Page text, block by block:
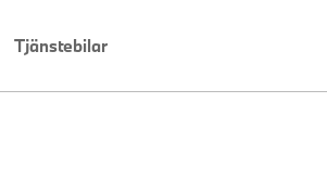
Tjänstebilar